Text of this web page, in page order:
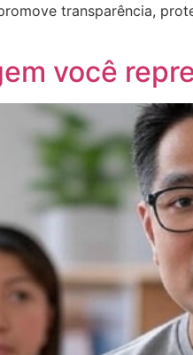
transparência,
você